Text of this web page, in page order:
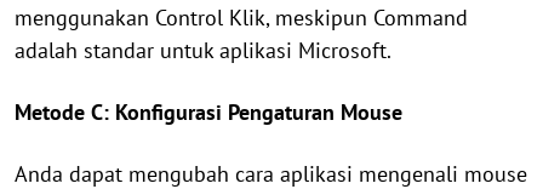
menggunakan Control Klik, meskipun Command
adalah standar untuk aplikasi Microsoft.
Metode C: Konfigurasi Pengaturan Mouse
Anda dapat mengubah cara aplikasi mengenali mouse